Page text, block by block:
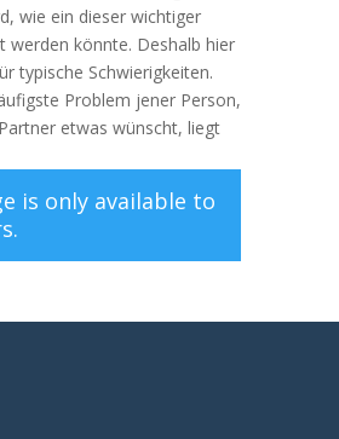
wie ein dieser wichtiger
werden könnte. Deshalb hier
typische Schwierigkeiten.
Problem jener Person,
etwas wünscht, liegt
is only available to